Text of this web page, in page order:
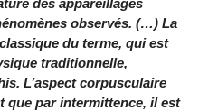
observés. (…) La
du terme, qui est
traditionnelle,
L’aspect corpusculaire
que par intermittence, il est